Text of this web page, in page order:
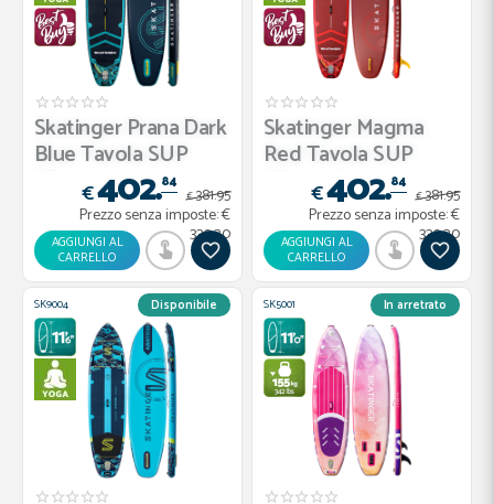
Skatinger Prana Dark
Blue Tavola SUP
€402.84
€ 381.95
Prezzo senza imposte:€
330.20
AGGIUNGI AL
CARRELLO
Skatinger Magma
Red Tavola SUP
Allround –...
€402.84
€ 381.95
Prezzo senza imposte:€
330.20
AGGIUNGI AL
CARRELLO
SK9004 Disponibile SK5001 In arretrato